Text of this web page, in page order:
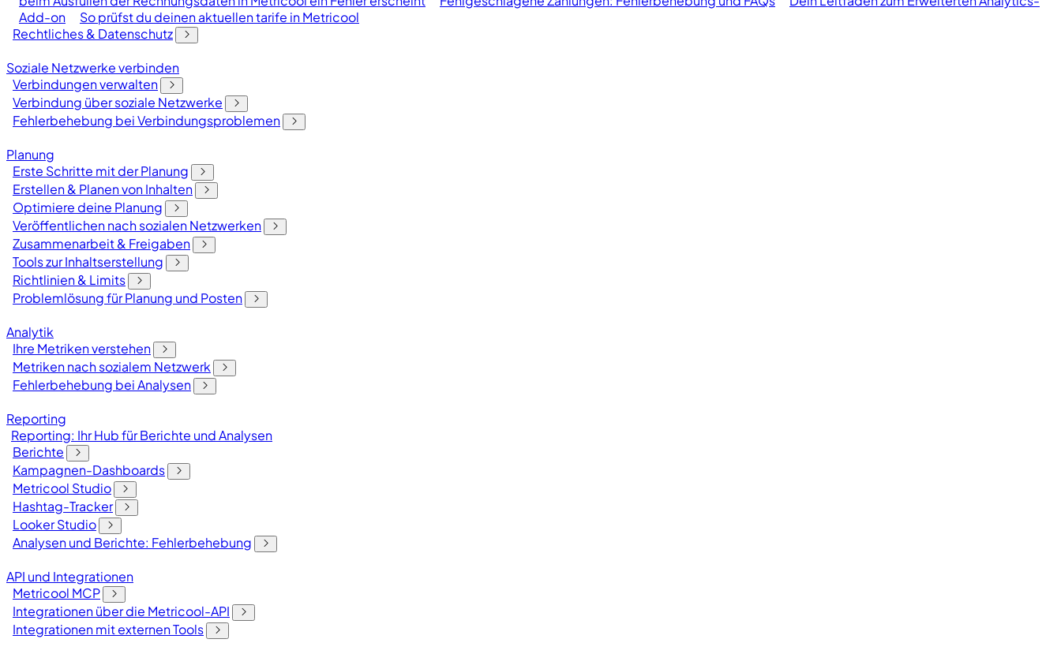
Add-on
So prüfst du deinen aktuellen tarife in Metricool
Rechtliches & Datenschutz
Soziale Netzwerke verbinden
Verbindungen verwalten
Verbindung über soziale Netzwerke
Fehlerbehebung bei Verbindungsproblemen
Planung
Erste Schritte mit der Planung
Erstellen & Planen von Inhalten
Optimiere deine Planung
Veröffentlichen nach sozialen Netzwerken
Zusammenarbeit & Freigaben
Tools zur Inhaltserstellung
Richtlinien & Limits
Problemlösung für Planung und Posten
Analytik
Ihre Metriken verstehen
Metriken nach sozialem Netzwerk
Fehlerbehebung bei Analysen
Reporting
Reporting: Ihr Hub für Berichte und Analysen
Berichte
Kampagnen-Dashboards
Metricool Studio
Hashtag-Tracker
Looker Studio
Analysen und Berichte: Fehlerbehebung
API und Integrationen
Metricool MCP
Integrationen über die Metricool-API
Integrationen mit externen Tools